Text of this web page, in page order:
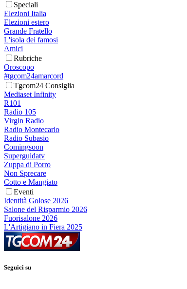
Speciali
Elezioni Italia
Elezioni estero
Grande Fratello
L'isola dei famosi
Amici
Rubriche
Oroscopo
#tgcom24amarcord
Tgcom24 Consiglia
Mediaset Infinity
R101
Radio 105
Virgin Radio
Radio Montecarlo
Radio Subasio
Comingsoon
Superguidatv
Zuppa di Porro
Non Sprecare
Cotto e Mangiato
Eventi
Identità Golose 2026
Salone del Risparmio 2026
Fuorisalone 2026
L'Artigiano in Fiera 2025
Seguici su